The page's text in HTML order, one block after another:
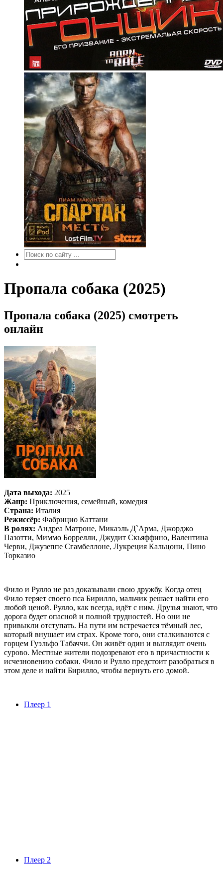
Пропала собака (2025)
Пропала собака (2025) смотреть
онлайн
Дата выхода: 2025
Жанр: Приключения, семейный, комедия
Страна: Италия
Режиссёр: Фабрицио Каттани
В ролях: Андреа Матроне, Микаэль Д`Арма, Джорджо
Пазотти, Миммо Боррелли, Джудит Скьяффино, Валентина
Черви, Джузеппе Сгамбеллоне, Лукреция Кальцони, Пино
Торказио
Фило и Рулло не раз доказывали свою дружбу. Когда отец
Фило теряет своего пса Бирилло, мальчик решает найти его
любой ценой. Рулло, как всегда, идёт с ним. Друзья знают, что
дорога будет опасной и полной трудностей. Но они не
привыкли отступать. На пути им встречается тёмный лес,
который внушает им страх. Кроме того, они сталкиваются с
горцем Гуэльфо Табаччи. Он живёт один и выглядит очень
сурово. Местные жители подозревают его в причастности к
исчезновению собаки. Фило и Рулло предстоит разобраться в
этом деле и найти Бирилло, чтобы вернуть его домой.
Плеер 1
Плеер 2